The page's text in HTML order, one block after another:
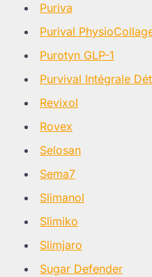
Puriva
Purival
Purotyn GLP-1
Purvival Intégrale
Revixol
Rovex
Selosan
Sema7
Slimanol
Slimiko
Slimjaro
Sugar Defender